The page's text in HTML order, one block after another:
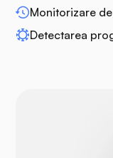
Monitorizare
Detectarea